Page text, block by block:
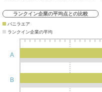
ランクイン企業の平均点との比較
バニラエア
ランクイン企業の平均
A
B